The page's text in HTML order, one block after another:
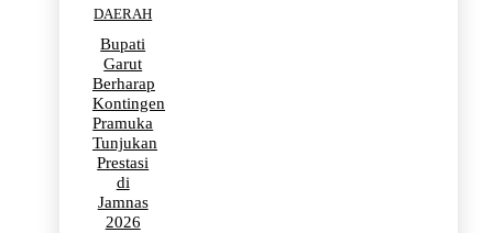
DAERAH
Bupati
Garut
Berharap
Kontingen
Pramuka
Tunjukan
Prestasi
di
Jamnas
2026